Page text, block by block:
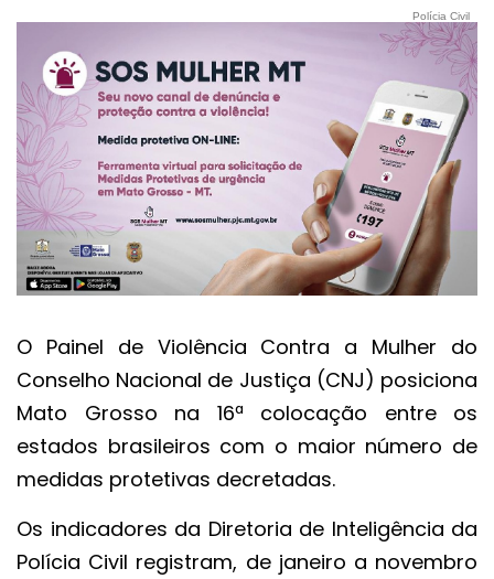
Polícia Civil
O Painel de Violência Contra a Mulher do
Conselho Nacional de Justiça (CNJ) posiciona
Mato Grosso na 16ª colocação entre os
estados brasileiros com o maior número de
medidas protetivas decretadas.
Os indicadores da Diretoria de Inteligência da
Polícia Civil registram, de janeiro a novembro